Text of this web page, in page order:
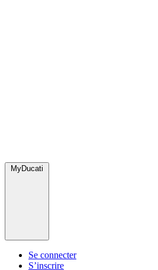
MyDucati
Se connecter
S’inscrire